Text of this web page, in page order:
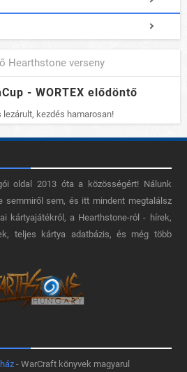
Hearthstone verseny
- WORTEX elődöntő
lezárult, kezdés hamarosan!
oldal 2013 óta a közösségért! Nálunk
semmiről sem, és itt mindent megtalálsz
kártyajátékról, a Hearthstone-ról - hírek,
teljes kártya adatbázis, és még több
- WarCraft könyvek magyarul